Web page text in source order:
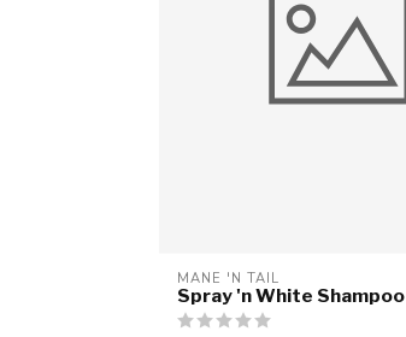
MANE 'N TAIL
Spray 'n White Shampoo